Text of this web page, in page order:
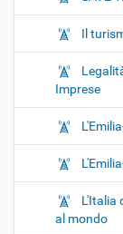
Il
Imprese
L'Italia
al mondo